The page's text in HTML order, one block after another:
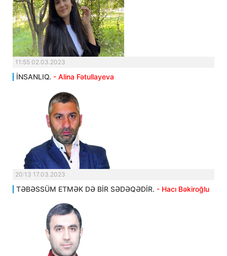
11:55 02.03.2023
İNSANLIQ. - Alina Fətullayeva
20:13 17.03.2023
TƏBƏSSÜM ETMƏK DƏ BİR SƏDƏQƏDİR. - Hacı Bəkiroğlu